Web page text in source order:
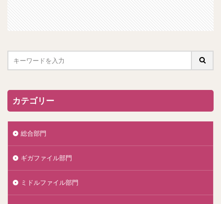
カテゴリー
総合部門
ギガファイル部門
ミドルファイル部門